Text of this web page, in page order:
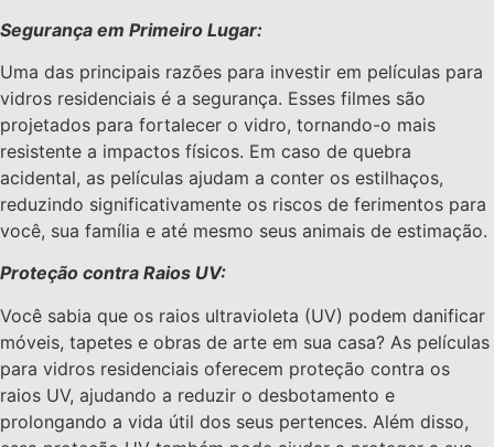
Segurança em Primeiro Lugar:
Uma das principais razões para investir em películas para
vidros residenciais é a segurança. Esses filmes são
projetados para fortalecer o vidro, tornando-o mais
resistente a impactos físicos. Em caso de quebra
acidental, as películas ajudam a conter os estilhaços,
reduzindo significativamente os riscos de ferimentos para
você, sua família e até mesmo seus animais de estimação.
Proteção contra Raios UV:
Você sabia que os raios ultravioleta (UV) podem danificar
móveis, tapetes e obras de arte em sua casa? As películas
para vidros residenciais oferecem proteção contra os
raios UV, ajudando a reduzir o desbotamento e
prolongando a vida útil dos seus pertences. Além disso,